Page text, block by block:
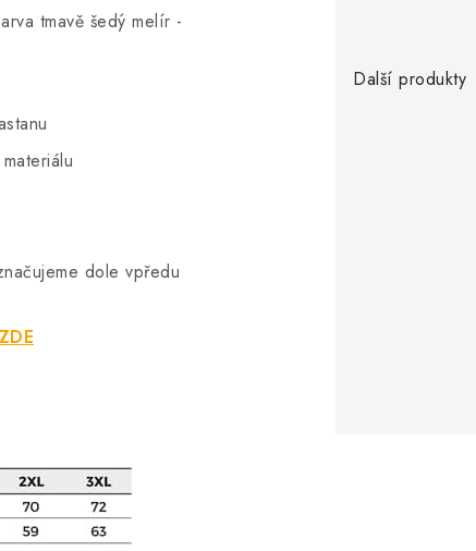
tmavě šedý melír -
dole vpředu
ZDE
Další produkty